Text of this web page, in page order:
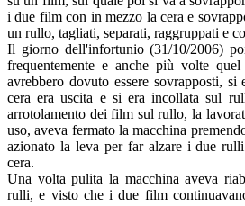
i due film con in mezzo la cera e
un rullo, tagliati, separati, raggruppati e
Il giorno dell'infortunio (31/10/2006)
frequentemente e anche più volte
avrebbero dovuto essere sovrapposti,
cera era uscita e si era incollata sul
arrotolamento dei film sul rullo, la
uso, aveva fermato la macchina
azionato la leva per far alzare i due
cera.
Una volta pulita la macchina aveva
rulli, e visto che i due film